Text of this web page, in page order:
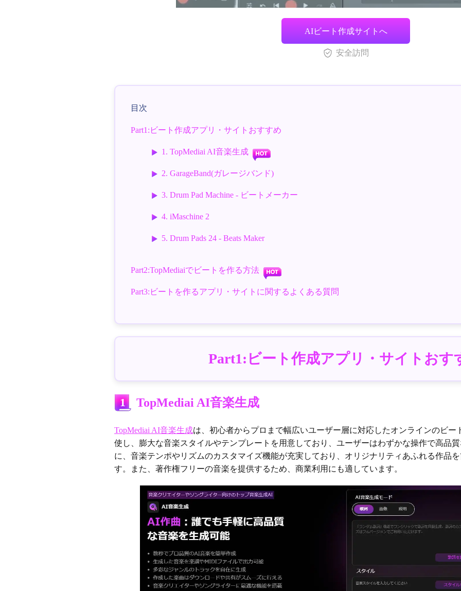
AIビート作成サイトへ
安全訪問
目次
Part1:ビート作成アプリ・サイトおすすめ
1. TopMediai AI音楽生成
2. GarageBand(ガレージバンド)
3. Drum Pad Machine - ビートメーカー
4. iMaschine 2
5. Drum Pads 24 - Beats Maker
Part2:TopMediaiでビートを作る方法
Part3:ビートを作るアプリ・サイトに関するよくある質問
Part1:ビート作成アプリ・サイトおす
1 TopMediai AI音楽生成
TopMediai AI音楽生成は、初心者からプロまで幅広いユーザー層に対応したオンラインのビ
使し、膨大な音楽スタイルやテンプレートを用意しており、ユーザーはわずかな操作で高品
に、音楽テンポやリズムのカスタマイズ機能が充実しており、オリジナリティあふれる作品
す。また、著作権フリーの音楽を提供するため、商業利用にも適しています。